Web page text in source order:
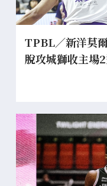
TPBL／新洋莫
脫攻城獅收主場